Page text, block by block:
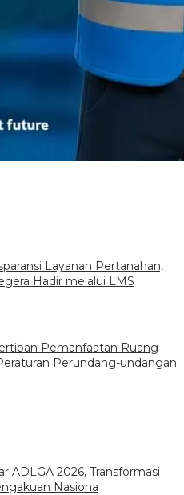
Layanan Pertanahan,
Hadir melalui LMS
Pemanfaatan Ruang
Perundang-undangan
ADLGA 2026, Transformasi
Nasiona